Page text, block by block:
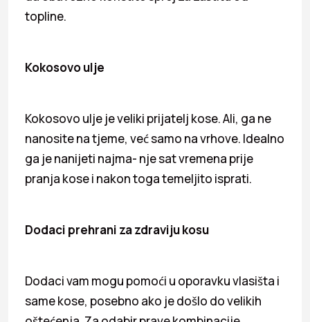
topline.
Kokosovo ulje
Kokosovo ulje je veliki prijatelj kose. Ali, ga ne
nanosite na tjeme, već samo na vrhove. Idealno
ga je nanijeti najma- nje sat vremena prije
pranja kose i nakon toga temeljito isprati.
Dodaci prehrani za zdraviju kosu
Dodaci vam mogu pomoći u oporavku vlasišta i
same kose, posebno ako je došlo do velikih